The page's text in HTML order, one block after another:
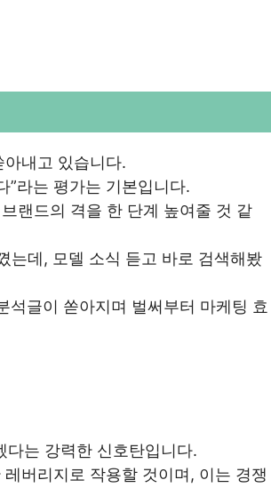
내고 있습니다.
”라는 평가는 기본입니다.
랜드의 격을 한 단계 높여줄 것 같
는데, 모델 소식 듣고 바로 검색해봤
석글이 쏟아지며 벌써부터 마케팅 효
다는 강력한 신호탄입니다.
버리지로 작용할 것이며, 이는 경쟁